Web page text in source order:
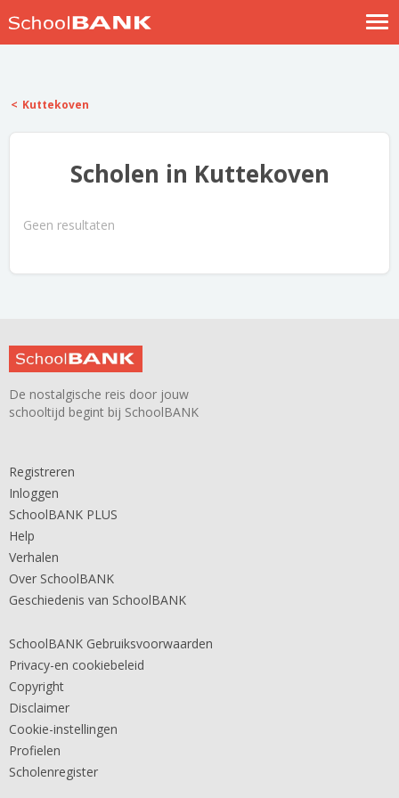
Help
Kuttekoven
Scholen in Kuttekoven
Geen resultaten
De nostalgische reis door jouw
schooltijd begint bij SchoolBANK
Registreren
Inloggen
SchoolBANK PLUS
Help
Verhalen
Over SchoolBANK
Geschiedenis van SchoolBANK
SchoolBANK Gebruiksvoorwaarden
Privacy-en cookiebeleid
Copyright
Disclaimer
Cookie-instellingen
Profielen
Scholenregister